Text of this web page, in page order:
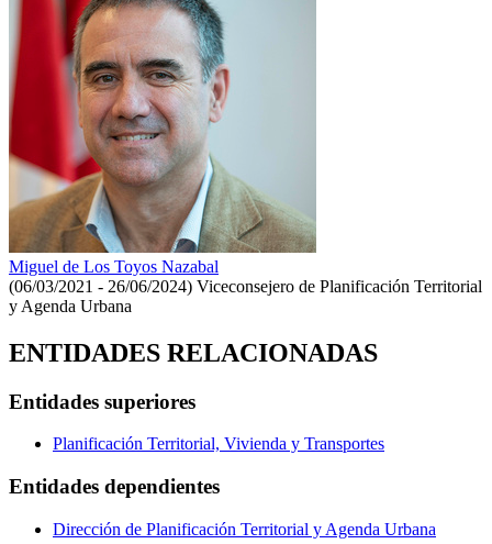
Miguel de Los Toyos Nazabal
(06/03/2021 - 26/06/2024) Viceconsejero de Planificación Territorial
y Agenda Urbana
ENTIDADES RELACIONADAS
Entidades superiores
Planificación Territorial, Vivienda y Transportes
Entidades dependientes
Dirección de Planificación Territorial y Agenda Urbana